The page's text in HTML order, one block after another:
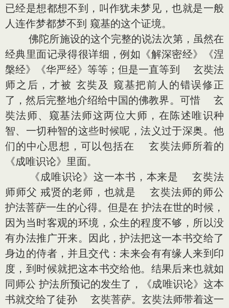
已经是想都想不到，叫作犹未梦见，也就是一般
人连作梦都梦不到 窥基的这个证境。
佛陀所施设的这个完整的说法次第，虽然在
经典里面记录得很详细，例如《解深密经》《涅
槃经》《华严经》等等；但是一直等到 玄奘法
师之后，才被 玄奘及 窥基把前人的错误修正
了，然后完整地介绍给中国的佛教界。可惜 玄
奘法师、窥基法师这两位大师，在陈述唯识种
智、一切种智的这些时候呢，法义过于深奥。他
们的中心思想，可以包括在 玄奘法师所着的
《成唯识论》里面。
《成唯识论》这一本书，本来是 玄奘法
师师父 戒贤的老师，也就是 玄奘法师的师公
护法菩萨一生的心得。但是在 护法在世的时候，
因为当时客观的环境，众生的程度不够，所以没
有办法推广开来。因此，护法把这一本书交给了
身边的侍者，并且交代：未来会有有缘人来到印
度，到时候就把这本书交给他。结果后来也就如
同师公 护法所预记的发生了，《成唯识论》这本
书就交给了徒孙 玄奘菩萨。玄奘法师带着这一